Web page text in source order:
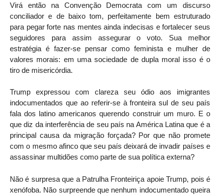
Virá então na Convenção Democrata com um discurso
conciliador e de baixo tom, perfeitamente bem estruturado
para pegar forte nas mentes ainda indecisas e fortalecer seus
seguidores para assim assegurar o voto. Sua melhor
estratégia é fazer-se pensar como feminista e mulher de
valores morais: em uma sociedade de dupla moral isso é o
tiro de misericórdia.
Trump expressou com clareza seu ódio aos imigrantes
indocumentados que ao referir-se à fronteira sul de seu país
fala dos latino americanos querendo construir um muro. E o
que diz da interferência de seu país na América Latina que é a
principal causa da migração forçada? Por que não promete
com o mesmo afinco que seu país deixará de invadir países e
assassinar multidões como parte de sua política externa?
Não é surpresa que a Patrulha Fronteiriça apoie Trump, pois é
xenófoba. Não surpreende que nenhum indocumentado queira